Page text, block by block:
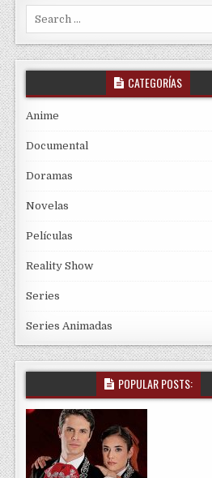
Search for:
CATEGORÍAS
Anime
Documental
Doramas
Novelas
Películas
Reality Show
Series
Series Animadas
POPULAR POSTS: